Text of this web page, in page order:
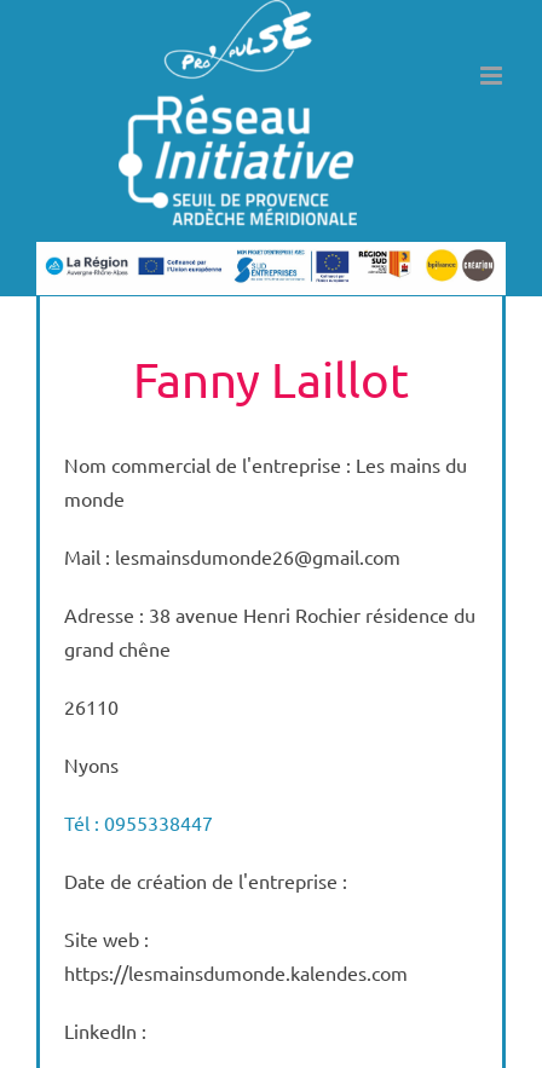
Fanny Laillot
Nom commercial de l'entreprise : Les mains du
monde
Mail : lesmainsdumonde26@gmail.com
Adresse : 38 avenue Henri Rochier résidence du
grand chêne
26110
Nyons
Tél : 0955338447
Date de création de l'entreprise :
Site web :
https://lesmainsdumonde.kalendes.com
LinkedIn :